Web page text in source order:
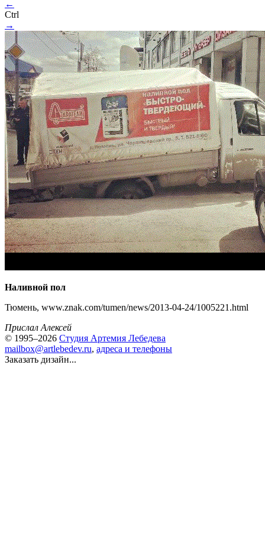
←
Ctrl
→
Наливной пол
Тюмень, www.znak.com/tumen/news/2013-04-24/1005221.html
Прислал Алексей
© 1995–2026 Студия Артемия Лебедева
mailbox@artlebedev.ru, адреса и телефоны
Заказать дизайн...